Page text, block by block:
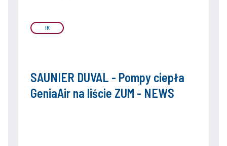
IK
SAUNIER DUVAL - Pompy ciepła
GeniaAir na liście ZUM - NEWS